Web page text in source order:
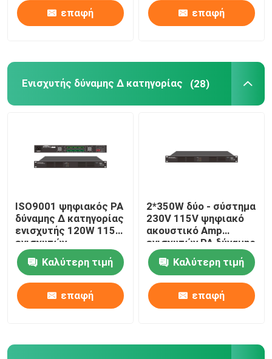
επαφή επαφή
Ενισχυτής δύναμης Δ κατηγορίας (28)
ISO9001 ψηφιακός PA
δύναμης Δ κατηγορίας
ενισχυτής 120W 115V
ενισχυτών
Καλύτερη τιμή
επαφή
2*350W δύο - σύστημα
230V 115V ψηφιακό
ακουστικό Amp
ενισχυτών PA δύναμης
καναλιών
Καλύτερη τιμή
επαφή